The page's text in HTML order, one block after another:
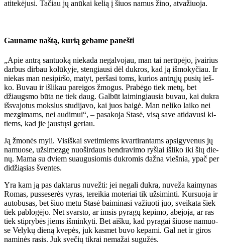
ati­te­kė­ju­si. Ta­čiau jų anū­kai ke­lią į šiuos na­mus ži­no, at­va­žiuo­ja.
Gau­na­me naš­tą, ku­rią ge­ba­me pa­neš­ti
„Apie an­trą san­tuo­ką nie­ka­da ne­gal­vo­jau, man tai ne­rū­pė­jo, įvai­rius
dar­bus dir­bau ko­lū­ky­je, sten­giau­si dėl duk­ros, kad ją iš­mo­ky­čiau. Ir
nie­kas man ne­si­pir­šo, ma­tyt, per­ša­si toms, ku­rios ant­rų­jų pu­sių ieš­
ko. Bu­vau ir iš­li­kau pa­rei­gos žmo­gus. Pra­bė­go tiek me­tų, bet
džiaugs­mo bū­ta ne tiek daug. Gal­būt lai­min­giau­sia bu­vau, kai duk­ra
iš­sva­jo­tus moks­lus stu­di­ja­vo, kai juos bai­gė. Man ne­li­ko lai­ko nei
mez­gi­mams, nei au­di­mui“, – pa­sa­ko­ja Sta­sė, vi­są sa­ve ati­da­vu­si ki­
tiems, kad jie jaus­tų­si ge­riau.
Ją žmo­nės my­li. Vi­siš­kai sve­ti­miems kvar­ti­ran­tams ap­si­gy­ve­nus jų
na­muo­se, už­si­mez­gę nuo­šir­daus ben­dra­vi­mo ry­šiai iš­li­ko iki šių die­
nų. Ma­ma su dviem su­au­gu­sio­mis duk­ro­mis daž­na vieš­nia, ypač per
di­dži­ą­sias šven­tes.
Yra kam ją pas dak­ta­rus nu­vež­ti: jei ne­ga­li duk­ra, nu­ve­ža kai­my­nas
Ro­mas, pus­se­se­rės vy­ras, te­rei­kia mo­te­riai tik už­si­min­ti. Kur­suo­ja ir
au­to­bu­sas, bet šiuo me­tu Sta­sė bai­mi­na­si va­žiuo­ti juo, svei­ka­ta šiek
tiek pa­blo­gė­jo. Net svars­to, ar im­sis py­ra­gų ke­pi­mo, abe­jo­ja, ar ras
tiek stip­ry­bės jiems iš­min­ky­ti. Bet aiš­ku, kad py­ra­gai šiuo­se na­muo­
se Ve­ly­kų die­ną kve­pės, juk kas­met bu­vo ke­pa­mi. Gal net ir gi­ros
na­mi­nės ra­sis. Juk sve­čių tik­rai ne­ma­žai su­gu­žės.